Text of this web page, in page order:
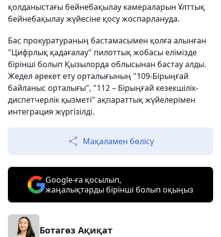
қолданыстағы бейнебақылау камераларын Ұлттық
бейнебақылау жүйесіне қосу жоспарлануда.
Бас прокуратураның бастамасымен қолға алынған
"Цифрлық қадағалау" пилоттық жобасы елімізде
бірінші болып Қызылорда облысынан бастау алды.
Жедел әрекет ету орталығының "109-Бірыңғай
байланыс орталығы", "112 – Бірыңғай кезекшілік-
диспетчерлік қызметі" ақпараттық жүйелерімен
интеграция жүргізілді.
Мақаламен бөлісу
Google-ға қосылып,
жаңалықтарды бірінші болып оқыңыз
Ботагөз Ақиқат